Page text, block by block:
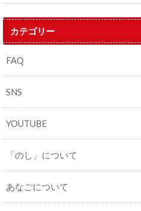
カテゴリー
FAQ
SNS
YOUTUBE
「のし」について
あなごについて